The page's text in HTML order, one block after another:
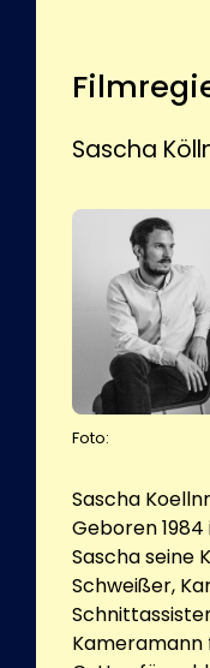
Sascha
Foto:
Sascha
Geboren
Sascha seine
Schweißer,